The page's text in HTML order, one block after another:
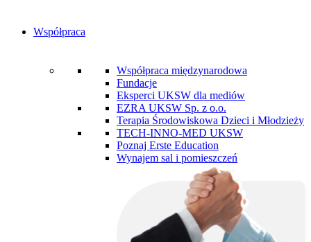
Współpraca
Współpraca międzynarodowa
Fundacje
Eksperci UKSW dla mediów
EZRA UKSW Sp. z o.o.
Terapia Środowiskowa Dzieci i Młodzieży
TECH-INNO-MED UKSW
Poznaj Erste Education
Wynajem sal i pomieszczeń